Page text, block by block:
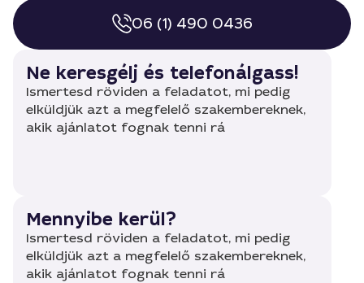
06 (1) 490 0436
Ne keresgélj és telefonálgass!
Ismertesd röviden a feladatot, mi pedig
elküldjük azt a megfelelő szakembereknek,
akik ajánlatot fognak tenni rá
Mennyibe kerül?
Ismertesd röviden a feladatot, mi pedig
elküldjük azt a megfelelő szakembereknek,
akik ajánlatot fognak tenni rá